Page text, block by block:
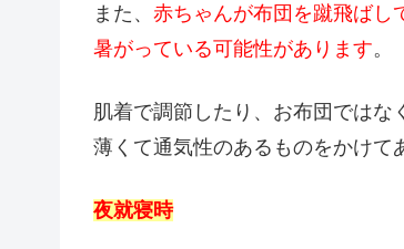
また、 赤ちゃんが布団を蹴飛ばし
暑がっている可能性があります。
肌着で調節したり、お布団ではな
薄くて通気性のあるものをかけて
夜就寝時